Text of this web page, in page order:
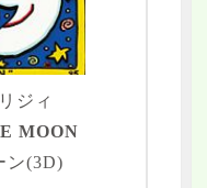
ジィ
MOON
ン(3D)